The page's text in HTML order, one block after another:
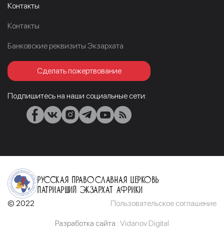
Контакты
Контакты
Банковские реквизиты Экзархата
Сделать пожертвование
Подпишитесь на наши социальные сети:
Русская Православная Церковь
Патриарший Экзархат Африки
© 2022 Пользовательское соглашение
Разработка сайта : Vidanov Digital